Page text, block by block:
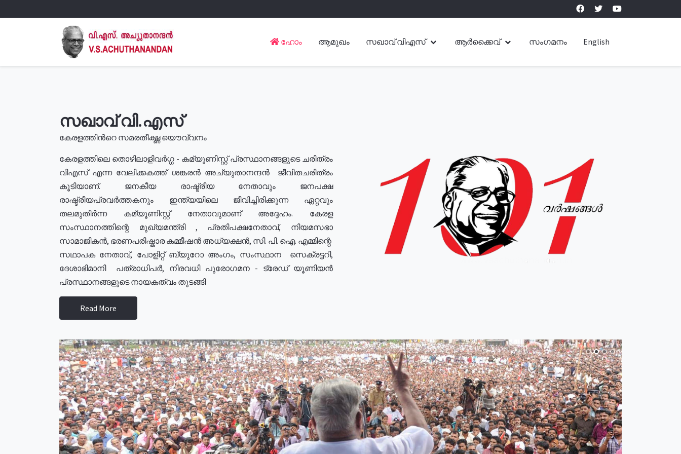
ഹോം ആമുഖം സഖാവ് വിഎസ് ആർക്കൈവ് സംഗമനം English
സഖാവ് വി.എസ്
കേരളത്തിൻറെ സമരതീക്ഷ്ണ യൌവ്വനം
കേരളത്തിലെ തൊഴിലാളിവർഗ്ഗ - കമ്യൂണിസ്റ്റ് പ്രസ്ഥാനങ്ങളുടെ ചരിത്രം
വിഎസ് എന്ന വേലിക്കകത്ത് ശങ്കരൻ അച്യുതാനന്ദൻ ജീവിതചരിത്രം
കൂടിയാണ്. ജനകീയ രാഷ്ട്രീയ നേതാവും ജനപക്ഷ
രാഷ്ട്രീയപ്രവർത്തകനും ഇന്ത്യയിലെ ജീവിച്ചിരിക്കുന്ന ഏറ്റവും
തലമുതിർന്ന കമ്യൂണിസ്റ്റ് നേതാവുമാണ് അദ്ദേഹം. കേരള
സംസ്ഥാനത്തിന്റെ മുഖ്യമന്ത്രി , പ്രതിപക്ഷനേതാവ്, നിയമസഭാ
സാമാജികൻ, ഭരണപരിഷ്കാര കമ്മീഷൻ അധ്യക്ഷൻ, സി. പി. ഐ. എമ്മിന്റെ
സഥാപക നേതാവ്, പോളിറ്റ് ബ്യുറോ അംഗം, സംസ്ഥാന സെക്രട്ടറി,
ദേശാഭിമാനി പത്രാധിപർ, നിരവധി പുരോഗമന - ട്രേഡ് യൂണിയൻ
പ്രസ്ഥാനങ്ങളുടെ നായകത്വം തുടങ്ങി
Read More